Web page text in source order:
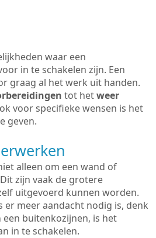
waar een
in te schakelen zijn. Een
graag al het werk uit handen.
tot hetweer
voor specifieke wensen is het
geven.
alleen om een wand of
zijn vaak de grotere
uitgevoerd kunnen worden.
er meer aandacht nodig is, denk
buitenkozijnen, is het
in te schakelen.